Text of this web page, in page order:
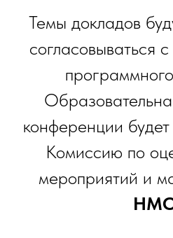
Темы докладов
согласовываться
конференции
Комиссию по
мероприятий и